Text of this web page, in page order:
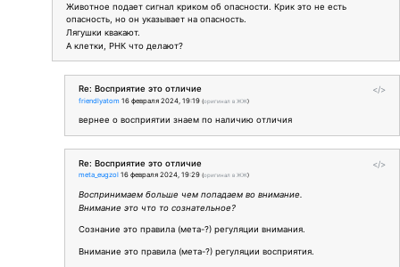
Животное подает сигнал криком об опасности. Крик это не есть
опасность, но он указывает на опасность.
Лягушки квакают.
А клетки, РНК что делают?
</>
Re: Восприятие это отличие
friendlyatom 16 февраля 2024, 19:19 (оригинал в ЖЖ)
вернее о восприятии знаем по наличию отличия
</>
Re: Восприятие это отличие
meta_eugzol 16 февраля 2024, 19:29 (оригинал в ЖЖ)
Воспринимаем больше чем попадаем во внимание.
Внимание это что то сознательное?
Сознание это правила (мета-?) регуляции внимания.
Внимание это правила (мета-?) регуляции восприятия.